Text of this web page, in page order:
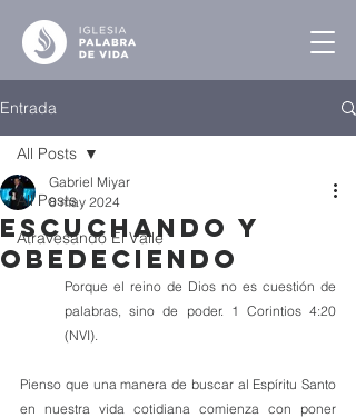
Entrada
All Posts
Atravesando El Valle
All Posts
Escuchando y
Obedeciendo
Gabriel Miyar
8 may 2024
Porque el reino de Dios no es cuestión de
palabras, sino de poder. 1 Corintios 4:20
(NVI).
Pienso que una manera de buscar al Espíritu Santo
en nuestra vida cotidiana comienza con poner